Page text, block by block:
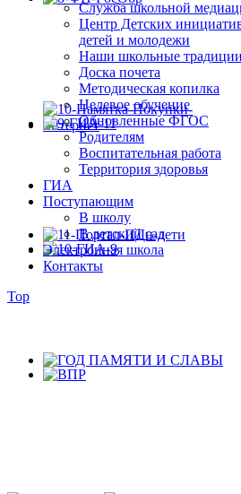
Служба школьной
Центр Детских
детей и молодежи
Наши школьные традиции
Доска почета
Методическая копилка
Целевое обучение
Обновленные ФГОС
Родителям
Воспитательная работа
Территория здоровья
ГИА
Поступающим
В школу
В детский сад
Электронная школа
Контакты
Top